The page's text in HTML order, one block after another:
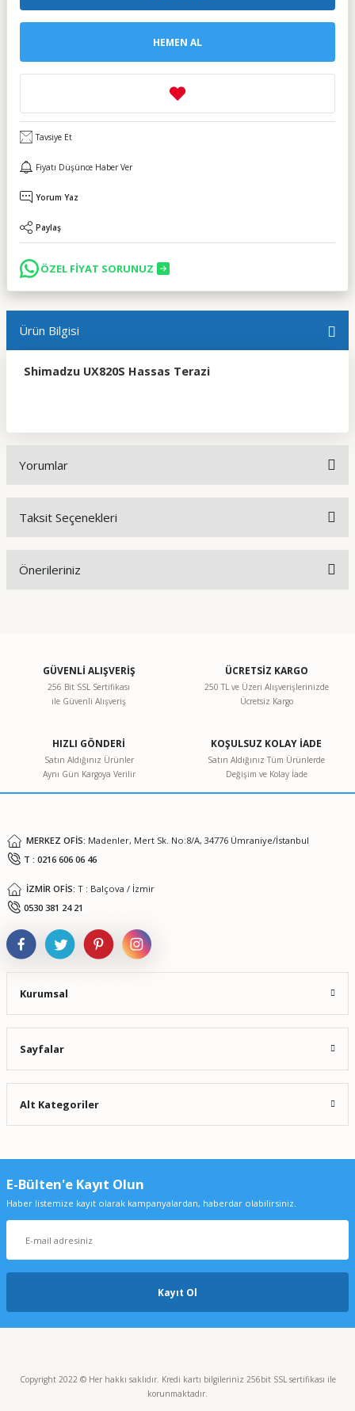
HEMEN AL
Tavsiye Et
Fiyatı Düşünce Haber Ver
Yorum Yaz
Paylaş
ÖZEL FİYAT SORUNUZ
Ürün Bilgisi
Shimadzu UX820S Hassas Terazi
Yorumlar
Taksit Seçenekleri
Önerileriniz
Görüş ve önerileriniz için teşekkür ederiz.
Ürün resmi kalitesiz, bozuk veya görüntülenemiyor.
Ürün bilgilerinde hatalar bulunuyor.
Ürün fiyatı diğer sitelerden daha pahalı.
GÜVENLİ ALIŞVERİŞ
256 Bit SSL Sertifikası
ile Güvenli Alışveriş
ÜCRETSİZ KARGO
250 TL ve Üzeri Alışverişlerinizde
Ücretsiz Kargo
HIZLI GÖNDERİ
Satın Aldığınız Ürünler
Aynı Gün Kargoya Verilir
KOŞULSUZ KOLAY İADE
Satın Aldığınız Tüm Ürünlerde
Değişim ve Kolay İade
MERKEZ OFİS: Madenler, Mert Sk. No:8/A, 34776 Ümraniye/İstanbul
T : 0216 606 06 46
İZMİR OFİS: T : Balçova / İzmir
0530 381 24 21
Kurumsal
Sayfalar
Alt Kategoriler
E-Bülten'e Kayıt Olun
Haber listemize kayıt olarak kampanyalardan, haberdar olabilirsiniz.
Kayıt Ol
Copyright 2022 © Her hakkı saklıdır. Kredi kartı bilgileriniz 256bit SSL sertifikası ile
korunmaktadır.